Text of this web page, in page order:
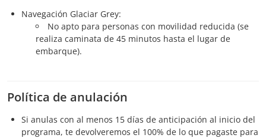
Navegación Glaciar Grey:
No apto para personas con movilidad reducida (se
realiza caminata de 45 minutos hasta el lugar de
embarque).
Política de anulación
Si anulas con al menos 15 días de anticipación al inicio del
programa, te devolveremos el 100% de lo que pagaste para